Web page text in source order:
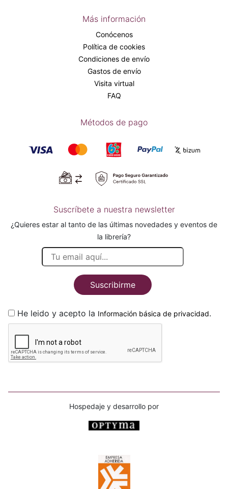
Más información
Conócenos
Política de cookies
Condiciones de envío
Gastos de envío
Visita virtual
FAQ
Métodos de pago
Suscríbete a nuestra newsletter
¿Quieres estar al tanto de las últimas novedades y eventos de
la librería?
Suscribirme
He leido y acepto la Información básica de privacidad.
Hospedaje y desarrollo por